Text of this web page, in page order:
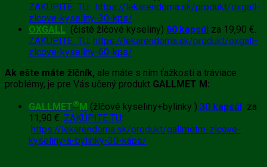
ZAKÚPITE TU: https://lekarendoma.sk/produkt/oxgall-
zlcove-kyseliny-30-kps/
OXGALL (čisté žlčové kyseliny) 60 kapsúl za 19,90 €.
ZAKÚPITE TU: https://lekarendoma.sk/produkt/oxgall-
zlcove-kyseliny-60-kps/
Ak ešte máte žlčník, ale máte s ním ťažkosti a tráviace
problémy, je pre Vás učený produkt GALLMET M:
GALLMET®M (žlčové kyseliny+bylinky ) 30 kapsúl za
11,90 €. ZAKÚPITE TU:
https://lekarendoma.sk/produkt/gallmetm-zlcove-
kyseliny-a-bylinky-30-kaps/